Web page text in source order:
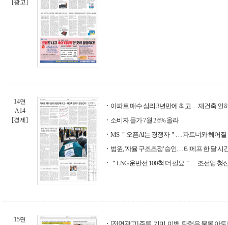
[광고]
14면
A14
[경제]
아파트 매수 심리 3년만에 최고… 재건축 인
소비자 물가 7월 2.6% 올라
MS ＂오픈AI는 경쟁자＂… 파트너와 헤어질
법원, '자율 구조조정' 승인… 티메프 한 달 시
＂LNG 운반선 100척 더 필요＂… 조선업 청
15면